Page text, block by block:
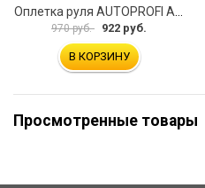
970 руб. 922 руб.
В КОРЗИНУ
Просмотренные товары